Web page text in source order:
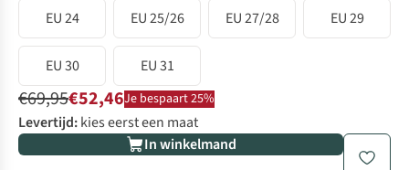
EU 24
EU 25/26 EU 27/28 EU 29
EU 30 EU 31
€69,95€52,46Je bespaart 25%
Levertijd:kies eerst een maat
In winkelmand